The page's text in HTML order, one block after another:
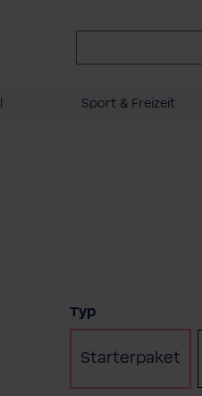
Sport & Freizeit
Typauswählen
Starterpaket